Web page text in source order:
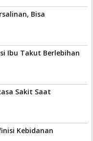
Bisa
Ibu Takut Berlebihan
Sakit Saat
Kebidanan